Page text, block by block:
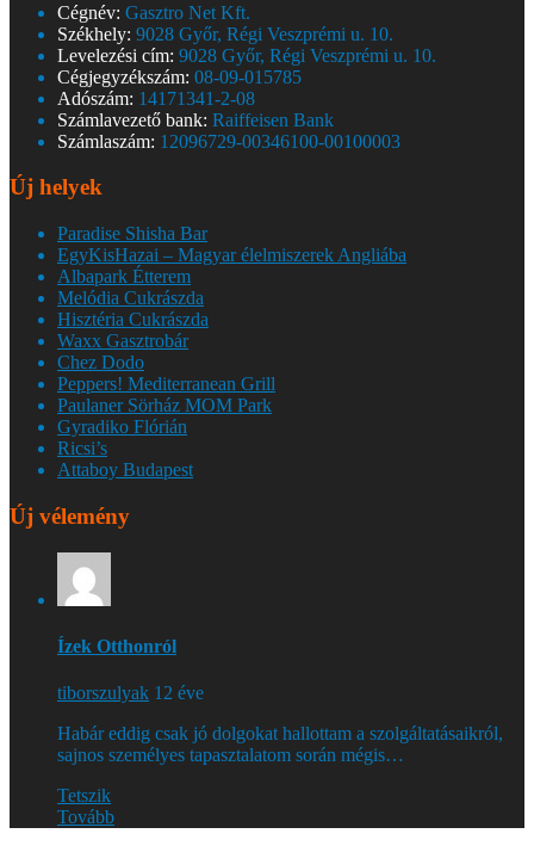
Cégnév: Gasztro Net Kft.
Székhely: 9028 Győr, Régi Veszprémi u. 10.
Levelezési cím: 9028 Győr, Régi Veszprémi u. 10.
Cégjegyzékszám: 08-09-015785
Adószám: 14171341-2-08
Számlavezető bank: Raiffeisen Bank
Számlaszám: 12096729-00346100-00100003
Új helyek
Paradise Shisha Bar
EgyKisHazai – Magyar élelmiszerek Angliába
Albapark Étterem
Melódia Cukrászda
Hisztéria Cukrászda
Waxx Gasztrobár
Chez Dodo
Peppers! Mediterranean Grill
Paulaner Sörház MOM Park
Gyradiko Flórián
Ricsi’s
Attaboy Budapest
Új vélemény
Ízek Otthonról
tiborszulyak 12 éve
Habár eddig csak jó dolgokat hallottam a szolgáltatásaikról,
sajnos személyes tapasztalatom során mégis…
Tetszik
Tovább